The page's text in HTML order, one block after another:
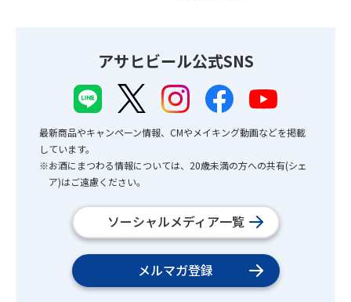
アサヒビール公式SNS
最新商品やキャンペーン情報、CMやメイキング動画などを掲載
しています。
※お酒にまつわる情報については、20歳未満の方への共有(シェ
ア)はご遠慮ください。
ソーシャルメディア一覧
メルマガ登録